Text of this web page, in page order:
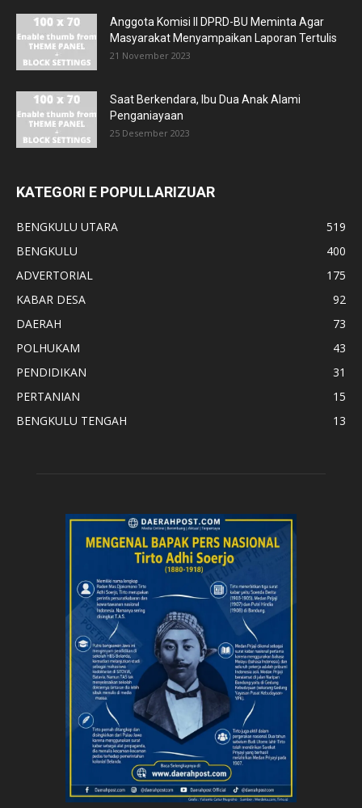
Anggota Komisi II DPRD-BU Meminta Agar
Masyarakat Menyampaikan Laporan Tertulis
21 November 2023
Saat Berkendara, Ibu Dua Anak Alami
Penganiayaan
25 Desember 2023
KATEGORI E POPULLARIZUAR
BENGKULU UTARA
519
BENGKULU
400
ADVERTORIAL
175
KABAR DESA
92
DAERAH
73
POLHUKAM
43
PENDIDIKAN
31
PERTANIAN
15
BENGKULU TENGAH
13